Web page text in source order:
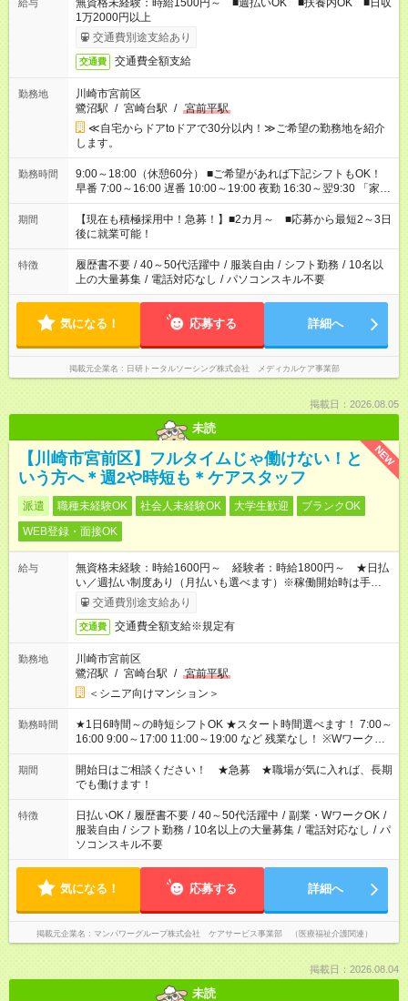
給与
無資格未経験：時給1500円～ ■週払いOK ■扶養内OK ■日収
1万2000円以上
交通費別途支給あり
交通費 交通費全額支給
勤務地
川崎市宮前区
鷺沼駅 / 宮崎台駅 / 宮前平駅
≪自宅からドアtoドアで30分以内！≫ご希望の勤務地を紹介
します。
勤務時間
9:00～18:00（休憩60分） ■ご希望があれば下記シフトもOK！
早番 7:00～16:00 遅番 10:00～19:00 夜勤 16:30～翌9:30 「家族
と休みを合わせたい」 「余裕を持って夕飯の準備がしたい」
「できれば残業はしたくない」 など、ご希望を教えてください
ね。 ※Wワーク希望の方へ 今ご覧のお仕事で希望する勤務時間
と、もう1つのお仕事の勤務時間。 合計で週40時間を超える場
合は応募できません。
期間
【現在も積極採用中！急募！】■2カ月～ ■応募から最短2～3日
後に就業可能！
特徴 履歴書不要 / 40～50代活躍中 / 服装自由 / シフト勤務 / 10名以
上の大量募集 / 電話対応なし / パソコンスキル不要
気になる！ 応募する 詳細へ
掲載元企業名 日研トータルソーシング株式会社 メディカルケア事業部
掲載日：2026.08.05
未読
NEW
【川崎市宮前区】フルタイムじゃ働けない！と
いう方へ＊週2や時短も＊ケアスタッフ
派遣 職種未経験OK 社会人未経験OK 大学生歓迎
ブランクOK
WEB登録・面接OK
給与
無資格未経験：時給1600円～ 経験者：時給1800円～ ★日払
い／週払い制度あり（月払いも選べます）※稼働開始時は手続き
完了次第のお支払いとなります。
交通費別途支給あり
交通費 交通費全額支給※規定有
勤務地
川崎市宮前区
鷺沼駅 / 宮崎台駅 / 宮前平駅
＜シニア向けマンション＞
勤務時間
★1日6時間～の時短シフトOK ★スタート時間選べます！ 7:00～
16:00 9:00～17:00 11:00～19:00 など 残業なし！ ※Wワークの
場合、他のお仕事と合わせ週40時間超の就業はご案内できませ
ん ※法令に基づき、週20時間以上勤務は社会保険への加入対象
となります ※労働者派遣法（日雇い派遣の原則禁止）により、
短時間・短期間の就業はご案内が難しい場合があります
期間
開始日はご相談ください！ ★急募 ★職場が気に入れば、長期
でも働けます！
特徴 日払いOK / 履歴書不要 / 40～50代活躍中 / 副業・WワークOK /
服装自由 / シフト勤務 / 10名以上の大量募集 / 電話対応なし / パ
ソコンスキル不要
気になる！ 応募する 詳細へ
掲載元企業名 マンパワーグループ株式会社 ケアサービス事業部 （医療福祉介護関連）
掲載日：2026.08.04
未読